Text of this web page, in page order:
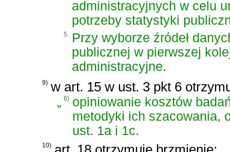
administracyjnych w celu
potrzeby statystyki
5. Przy wyborze źródeł
publicznej w pierwszej
administracyjne.
9) w art. 15 w ust. 3 pkt 6
„6) opiniowanie kosztów
metodyki ich szacowania,
ust. 1a i 1c.
10)